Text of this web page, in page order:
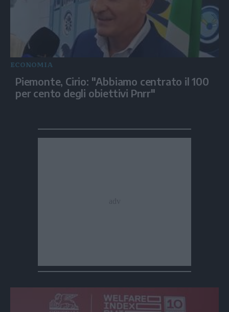
ECONOMIA
Piemonte, Cirio: "Abbiamo centrato il 100
per cento degli obiettivi Pnrr"